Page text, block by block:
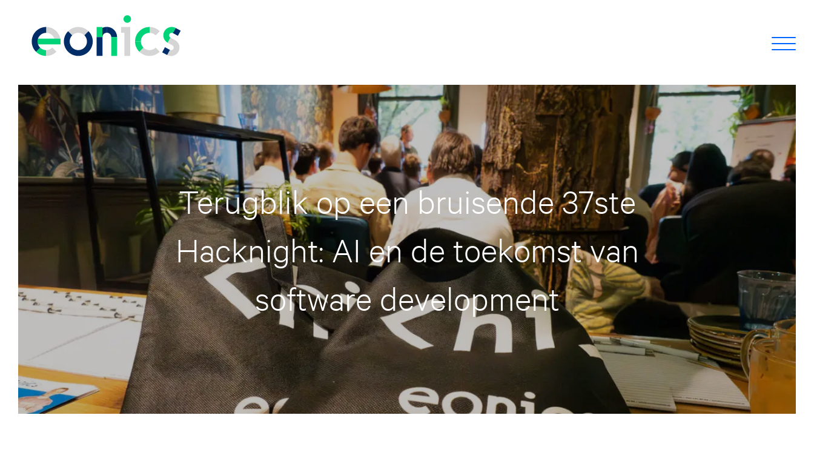
Terugblik op een bruisende 37ste
Hacknight: AI en de toekomst van
software development